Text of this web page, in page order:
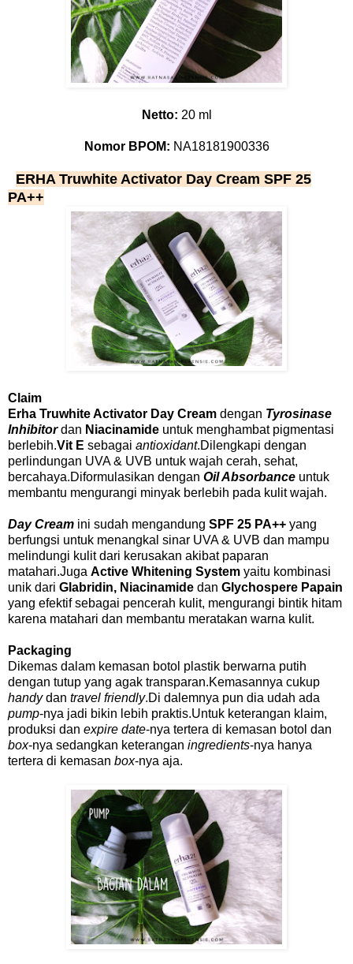
Netto: 20 ml
Nomor BPOM: NA18181900336
ERHA Truwhite Activator Day Cream SPF 25
PA++
Claim
Erha Truwhite Activator Day Cream dengan Tyrosinase
Inhibitordan Niacinamide untuk menghambat pigmentasi
berlebih.Vit E sebagai antioxidant.Dilengkapi dengan
perlindungan UVA & UVB untuk wajah cerah, sehat,
bercahaya.Diformulasikan dengan Oil Absorbance untuk
membantu mengurangi minyak berlebih pada kulit wajah.
Day Cream ini sudah mengandung SPF 25 PA++ yang
berfungsi untuk menangkal sinar UVA & UVB dan mampu
melindungi kulit dari kerusakan akibat paparan
matahari.Juga Active Whitening System yaitu kombinasi
unik dari Glabridin, Niacinamide dan Glychospere Papain
yang efektif sebagai pencerah kulit, mengurangi bintik hitam
karena matahari dan membantu meratakan warna kulit.
Packaging
Dikemas dalam kemasan botol plastik berwarna putih
dengan tutup yang agak transparan.Kemasannya cukup
handydan travel friendly.Di dalemnya pun dia udah ada
pump-nya jadi bikin lebih praktis.Untuk keterangan klaim,
produksi dan expire date-nya tertera di kemasan botol dan
box-nya sedangkan keterangan ingredients-nya hanya
tertera di kemasan box-nya aja.